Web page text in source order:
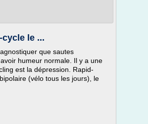
le ...
que sautes
humeur normale. Il y a une
est la dépression. Rapid-
(vélo tous les jours), le